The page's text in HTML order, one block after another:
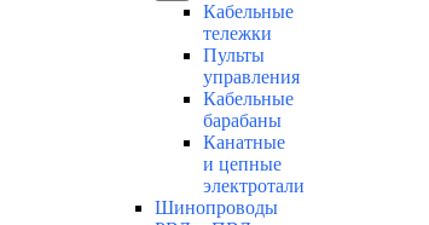
Кабельные
тележки
Пульты
управления
Кабельные
барабаны
Канатные
и цепные
электротали
Шинопроводы